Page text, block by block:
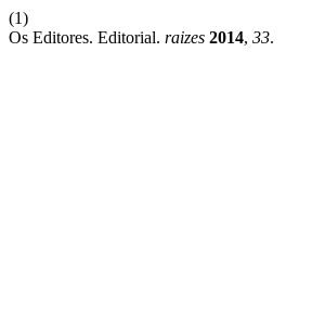
(1)
Os Editores. Editorial. raizes 2014, 33.